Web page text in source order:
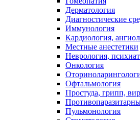
Дерматология
Диагностические
Иммунология
Кардиология,
Местные анестетики
Неврология,
Онкология
Офтальмология
Простуда, грипп,
Пульмонология